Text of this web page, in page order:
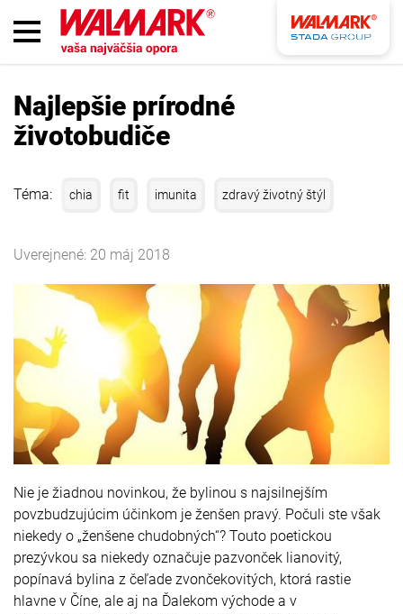
Najlepšie prírodné
životobudiče
Téma: chia fit imunita zdravý životný štýl
Uverejnené: 20 máj 2018
Nie je žiadnou novinkou, že bylinou s najsilnejším
povzbudzujúcim účinkom je ženšen pravý. Počuli ste však
niekedy o „ženšene chudobných“? Touto poetickou
prezývkou sa niekedy označuje pazvonček lianovitý,
popínavá bylina z čeľade zvončekovitých, ktorá rastie
hlavne v Číne, ale aj na Ďalekom východe a v